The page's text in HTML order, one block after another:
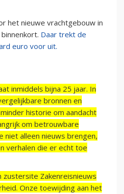
het nieuwe vrachtgebouw in
Daar trekt de
euro voor uit.
inmiddels bijna 25 jaar. In
bronnen en
historie om aandacht
om betrouwbare
niet alleen nieuws brengen,
verhalen die er echt toe
zustersite Zakenreisnieuws
Onze toewijding aan het